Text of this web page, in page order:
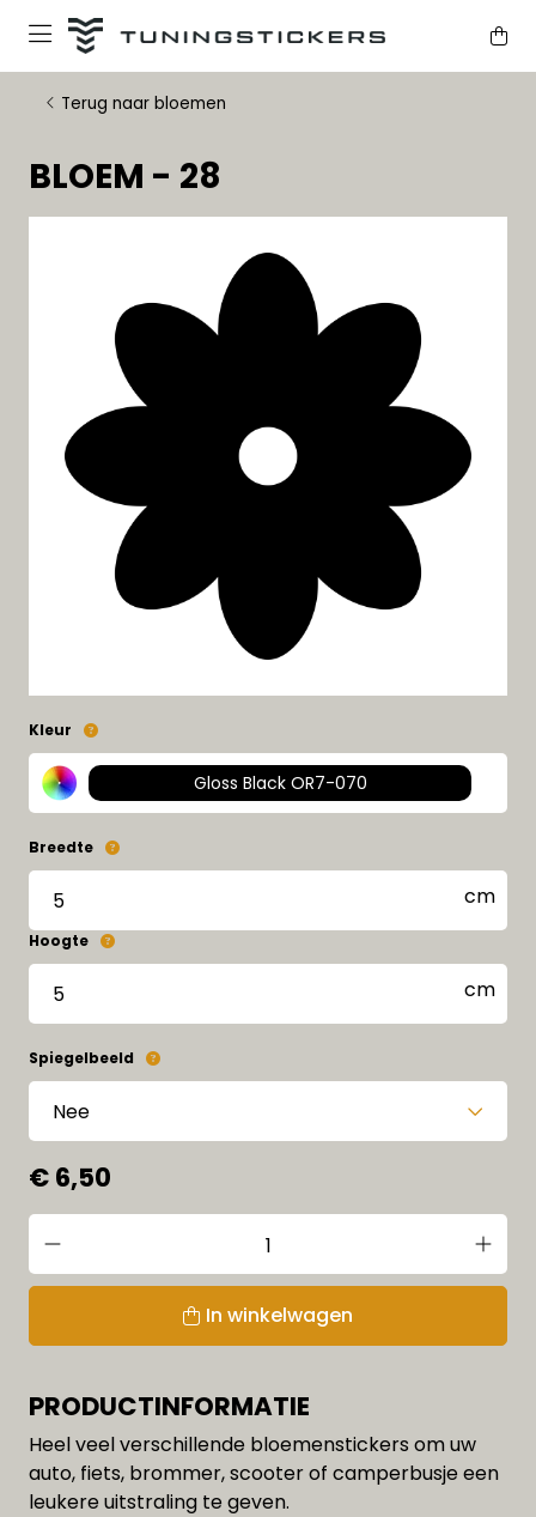
Terug naar bloemen
BLOEM - 28
Kleur
Gloss Black OR7-070
Breedte
Hoogte
Spiegelbeeld
€ 6,50
In winkelwagen
PRODUCTINFORMATIE
Heel veel verschillende bloemenstickers om uw
auto, fiets, brommer, scooter of camperbusje een
leukere uitstraling te geven.